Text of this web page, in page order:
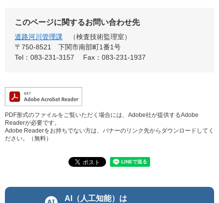
このページに関するお問い合わせ先
道路河川管理課
検査技術監理室
〒750-8521
下関市南部町1番1号
Tel：083-231-3157
Fax：083-231-1937
PDF形式のファイルをご覧いただく場合には、Adobe社が提供するAdobe
Readerが必要です。
Adobe Readerをお持ちでない方は、バナーのリンク先からダウンロードしてく
ださい。（無料）
AI（人工知能）は